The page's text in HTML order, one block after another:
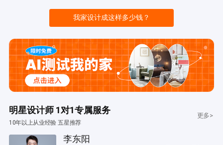
我家设计成这样多少钱？
明星设计师 1对1专属服务
10年以上从业经验 五星推荐
更多>
李东阳